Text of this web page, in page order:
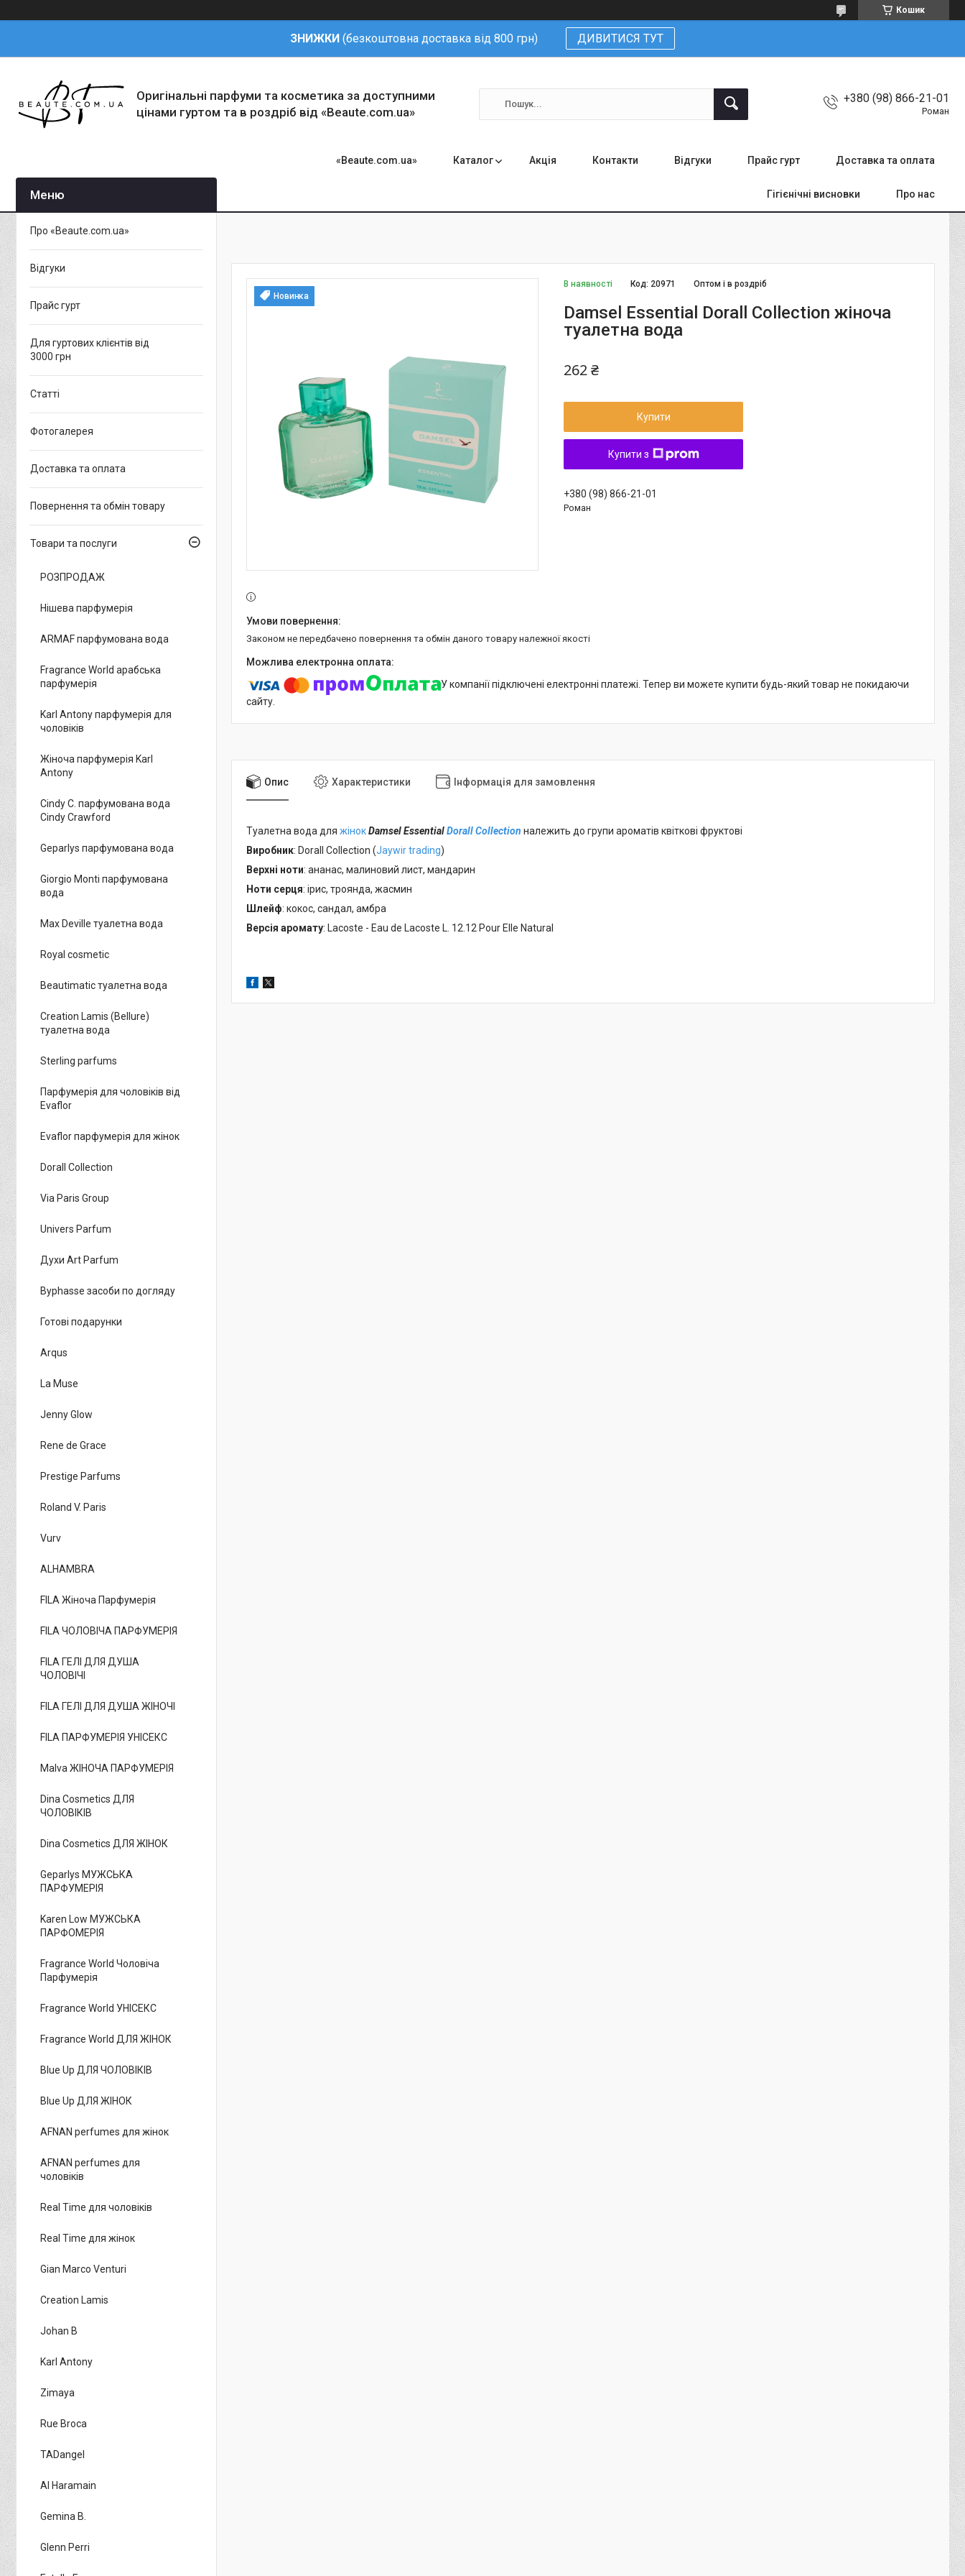
Кошик
ЗНИЖКИ (безкоштовна доставка від 800 грн) ДИВИТИСЯ ТУТ
Оригінальні парфуми та косметика за доступними
цінами гуртом та в роздріб від «Beaute.com.ua»
+380 (98) 866-21-01
Роман
«Beaute.com.ua» Каталог Акція Контакти Відгуки Прайс гурт Доставка та оплата
Гігієнічні висновки Про нас
Новинка
В наявності Оптом і в роздріб
Код: 20971
Damsel Essential Dorall Collection жіноча
туалетна вода
262 ₴
Купити
Купити з
+380 (98) 866-21-01
Роман
Законом не передбачено повернення та обмін даного товару належної якості
У компанії підключені електронні платежі. Тепер ви можете купити будь-який товар не покидаючи
сайту.
Опис Характеристики Інформація для замовлення
Туалетна вода для жінокDamsel EssentialDorall Collection належить до групи ароматів квіткові фруктові
Виробник: Dorall Collection (Jaywir trading)
Верхні ноти: ананас, малиновий лист, мандарин
Ноти серця: ірис, троянда, жасмин
Шлейф: кокос, сандал, амбра
Версія аромату: Lacoste - Eau de Lacoste L. 12.12 Pour Elle Natural
Про «Beaute.com.ua»
Відгуки
Прайс гурт
Для гуртових клієнтів від
3000 грн
Статті
Фотогалерея
Доставка та оплата
Повернення та обмін товару
Товари та послуги
РОЗПРОДАЖ
Нішева парфумерія
ARMAF парфумована вода
Fragrance World арабська
парфумерія
Karl Antony парфумерія для
чоловіків
Жіноча парфумерія Karl
Antony
Cindy C. парфумована вода
Cindy Crawford
Geparlys парфумована вода
Giorgio Monti парфумована
вода
Max Deville туалетна вода
Royal cosmetic
Beautimatic туалетна вода
Creation Lamis (Bellure)
туалетна вода
Sterling parfums
Парфумерія для чоловіків від
Evaflor
Evaflor парфумерія для жінок
Dorall Collection
Via Paris Group
Univers Parfum
Духи Art Parfum
Byphasse засоби по догляду
Готові подарунки
Arqus
La Muse
Jenny Glow
Rene de Grace
Prestige Parfums
Roland V. Paris
Vurv
ALHAMBRA
FILA Жіноча Парфумерія
FILA ЧОЛОВІЧА ПАРФУМЕРІЯ
FILA ГЕЛІ ДЛЯ ДУША
ЧОЛОВІЧІ
FILA ГЕЛІ ДЛЯ ДУША ЖІНОЧІ
FILA ПАРФУМЕРІЯ УНІСЕКС
Malva ЖІНОЧА ПАРФУМЕРІЯ
Dina Cosmetics ДЛЯ
ЧОЛОВІКІВ
Dina Cosmetics ДЛЯ ЖІНОК
Geparlys МУЖСЬКА
ПАРФУМЕРІЯ
Karen Low МУЖСЬКА
ПАРФОМЕРІЯ
Fragrance World Чоловіча
Парфумерія
Fragrance World УНІСЕКС
Fragrance World ДЛЯ ЖІНОК
Blue Up ДЛЯ ЧОЛОВІКІВ
Blue Up ДЛЯ ЖІНОК
AFNAN perfumes для жінок
AFNAN perfumes для
чоловіків
Real Time для чоловіків
Real Time для жінок
Gian Marco Venturi
Creation Lamis
Johan B
Karl Antony
Zimaya
Rue Broca
TADangel
Al Haramain
Gemina B.
Glenn Perri